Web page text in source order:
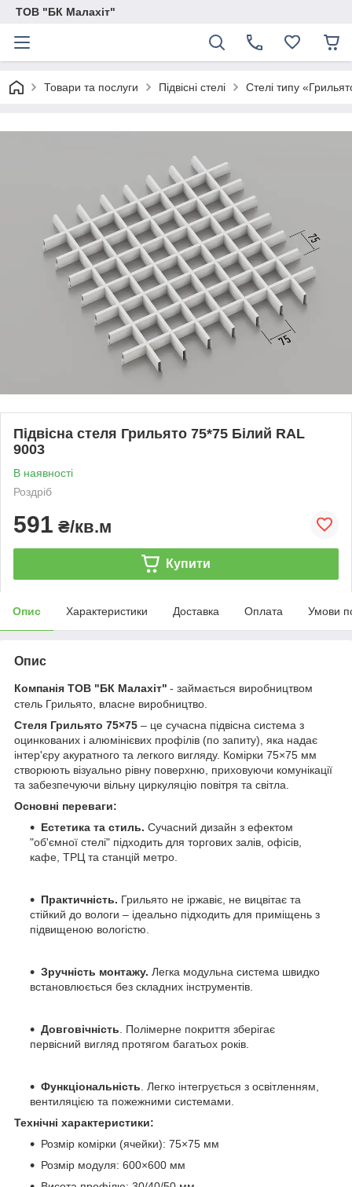
ТОВ "БК Малахіт"
Товари та послуги Підвісні стелі Стелі типу
Підвісна стеля Грильято 75*75 Білий RAL
9003
В наявності
Роздріб
591 ₴/кв.м
Купити
Опис Характеристики Доставка Оплата Умови
Опис
Компанія ТОВ "БК Малахіт" - займається виробництвом
стель Грильято, власне виробництво.
Стеля Грильято 75×75 – це сучасна підвісна система з
оцинкованих і алюмінієвих профілів (по запиту), яка надає
інтер'єру акуратного та легкого вигляду. Комірки 75×75 мм
створюють візуально рівну поверхню, приховуючи комунікації
та забезпечуючи вільну циркуляцію повітря та світла.
Основні переваги:
Естетика та стиль. Сучасний дизайн з ефектом
"об'ємної стелі" підходить для торгових залів, офісів,
кафе, ТРЦ та станцій метро.
Практичність. Грильято не іржавіє, не вицвітає та
стійкий до вологи – ідеально підходить для приміщень з
підвищеною вологістю.
Зручність монтажу. Легка модульна система швидко
встановлюється без складних інструментів.
Довговічність . Полімерне покриття зберігає
первісний вигляд протягом багатьох років.
Функціональність . Легко інтегрується з освітленням,
вентиляцією та пожежними системами.
Технічні характеристики:
Розмір комірки (ячейки): 75×75 мм
Розмір модуля: 600×600 мм